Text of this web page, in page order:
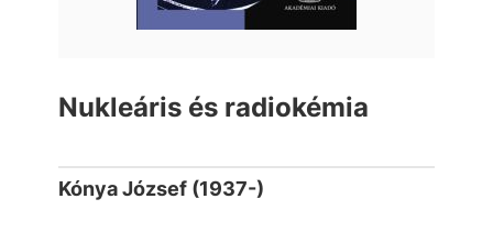
Nukleáris és radiokémia
Kónya József (1937-)